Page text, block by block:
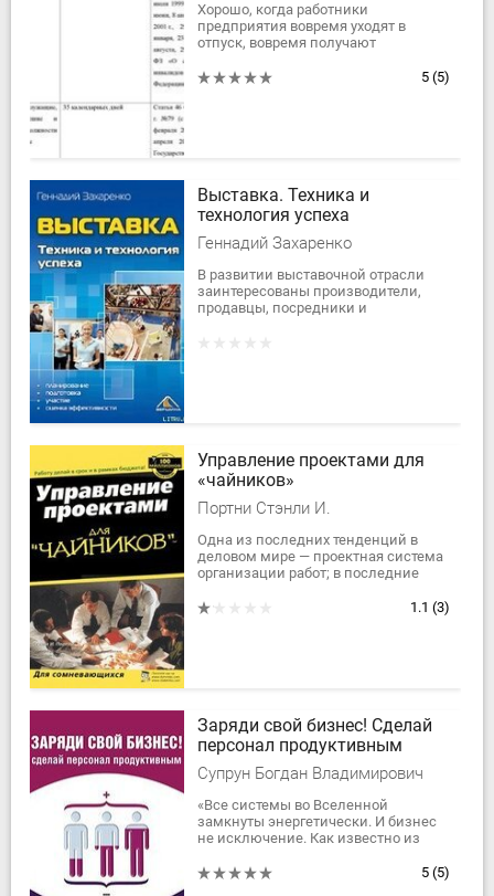
Хорошо, когда работники
предприятия вовремя уходят в
отпуск, вовремя получают
отпускные, вовремя возвращаются и
5 (5)
Выставка. Техника и
технология успеха
Геннадий Захаренко
В развитии выставочной отрасли
заинтересованы производители,
продавцы, посредники и
Управление проектами для
«чайников»
Портни Стэнли И.
Одна из последних тенденций в
деловом мире — проектная система
организации работ; в последние
требуются от...
1.1 (3)
Заряди свой бизнес! Сделай
персонал продуктивным
Супрун Богдан Владимирович
«Все системы во Вселенной
замкнуты энергетически. И бизнес
не исключение. Как известно из
энергии, свободная от внешнего
5 (5)